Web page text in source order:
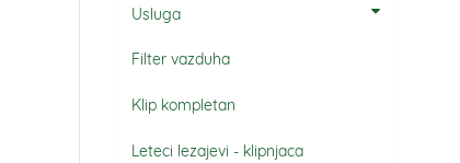
Usluga
Filter vazduha
Klip kompletan
Leteci lezajevi - klipnjaca